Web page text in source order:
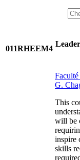
011RHEEM4
Faculté
G.
This
will be
inspire
skills